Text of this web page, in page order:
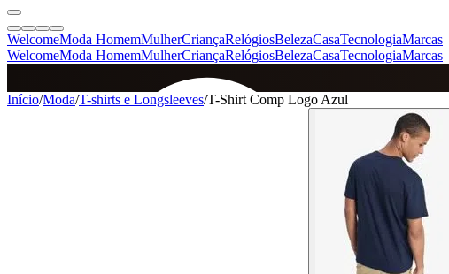
WelcomeModa HomemMulherCriançaRelógiosBelezaCasaTecnologiaMarcas
WelcomeModa HomemMulherCriançaRelógiosBelezaCasaTecnologiaMarcas
SINCE 2005
Início/Moda/T-shirts e Longsleeves/T-Shirt Comp Logo Azul